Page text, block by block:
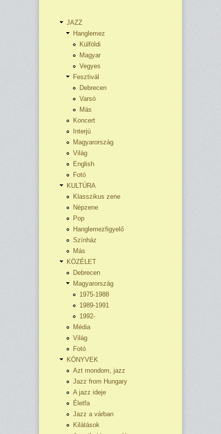
JAZZ
Hanglemez
Külföldi
Magyar
Vegyes
Fesztivál
Debrecen
Varsó
Más
Koncert
Interjú
Magyarország
Világ
English
Fotó
KULTÚRA
Klasszikus zene
Népzene
Pop
Hanglemezfigyelő
Színház
Más
KÖZÉLET
Debrecen
Magyarország
1975-1988
1989-1991
1992-
Média
Világ
Fotó
KÖNYVEK
Azt mondom, jazz
Jazz from Hungary
A jazz ideje
Életfa
Jazz a várban
Kilátások